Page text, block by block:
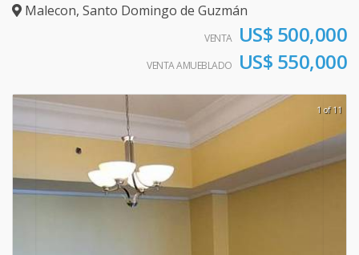
Malecon, Santo Domingo de Guzmán
VENTA US$ 500,000
VENTA AMUEBLADO US$ 550,000
1 of 11